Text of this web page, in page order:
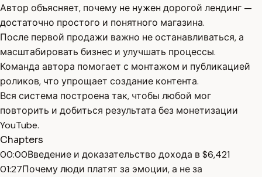
Автор объясняет, почему не нужен дорогой лендинг —
достаточно простого и понятного магазина.
После первой продажи важно не останавливаться, а
масштабировать бизнес и улучшать процессы.
Команда автора помогает с монтажом и публикацией
роликов, что упрощает создание контента.
Вся система построена так, чтобы любой мог
повторить и добиться результата без монетизации
YouTube.
Chapters
00:00Введение и доказательство дохода в $6,421
01:27Почему люди платят за эмоции, а не за